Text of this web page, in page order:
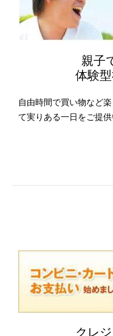
親子
体験
自由時間で買い物など
て実りある一日をご提供
クレ